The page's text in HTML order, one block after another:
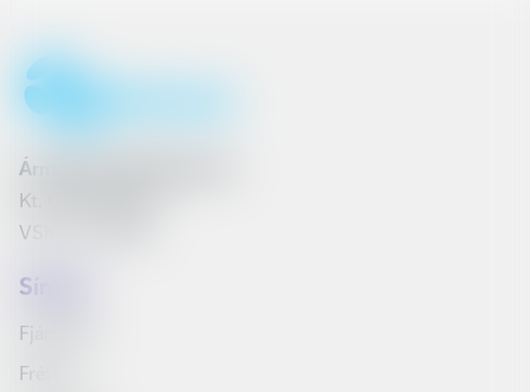
Ármúli 25, 108 Reykjavík
Kt. 6801262240
VSK nr. 161790
Síminn
Fjárfestar
Fréttir